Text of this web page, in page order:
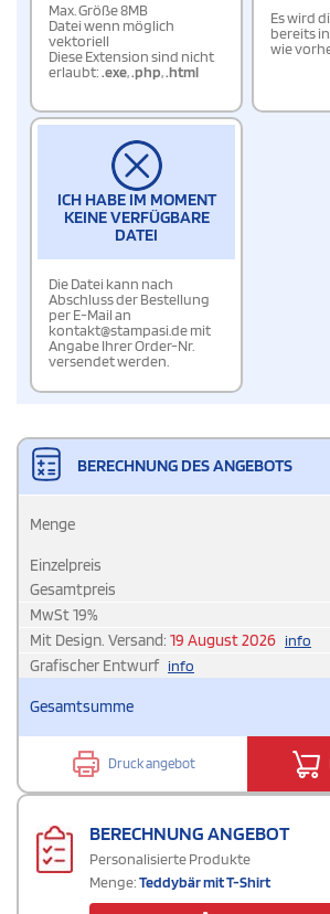
Max. Größe 8MB
Datei wenn möglich
vektoriell
Diese Extension sind nicht
erlaubt:.exe,.php,.html
Es wird
bereits
wie
ICH HABE IM MOMENT
KEINE VERFÜGBARE
DATEI
Die Datei kann nach
Abschluss der Bestellung
per E-Mail an
kontakt@stampasi.de mit
Angabe Ihrer Order-Nr.
versendet werden.
BERECHNUNG DES ANGEBOTS
Menge
Einzelpreis
Gesamtpreis
MwSt19%
Mit Design. Versand: 19 August 2026 info
Grafischer Entwurf info
Gesamtsumme
Druck angebot
BERECHNUNG ANGEBOT
Personalisierte Produkte
Menge:Teddybär mit T-Shirt